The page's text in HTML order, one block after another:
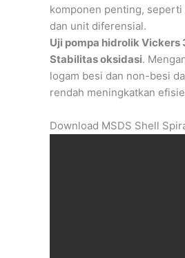
komponen penting,
dan unit diferensial.
Uji pompa hidrolik Vickers
Stabilitas oksidasi.
logam besi dan non-besi
rendah meningkatkan
Download MSDS Shell